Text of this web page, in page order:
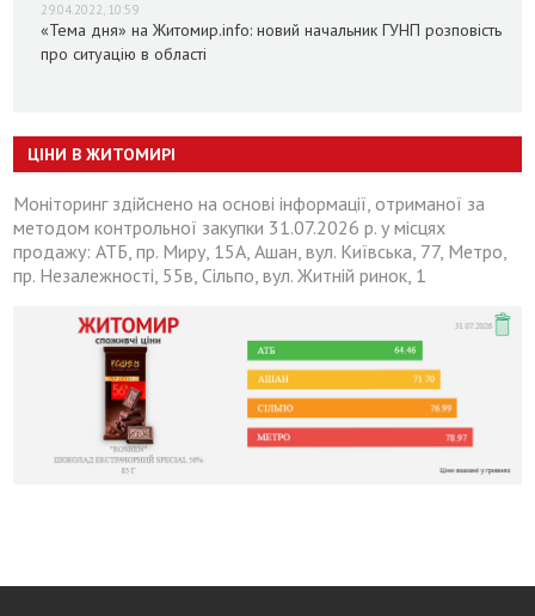
29.04.2022, 10:59
«Тема дня» на Житомир.info: новий начальник ГУНП розповість
про ситуацію в області
ЦІНИ В ЖИТОМИРІ
Моніторинг здійснено на основі інформації, отриманої за
методом контрольної закупки 31.07.2026 р. у місцях
продажу: АТБ, пр. Миру, 15А, Ашан, вул. Київська, 77, Метро,
пр. Незалежності, 55в, Сільпо, вул. Житній ринок, 1